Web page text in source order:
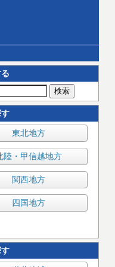
東北地方
陸・甲信越地方
関西地方
四国地方